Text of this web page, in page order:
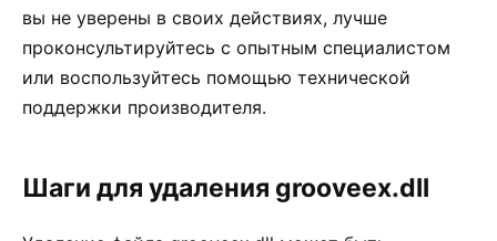
вы не уверены в своих действиях, лучше
проконсультируйтесь с опытным специалистом
или воспользуйтесь помощью технической
поддержки производителя.
Шаги для удаления grooveex.dll